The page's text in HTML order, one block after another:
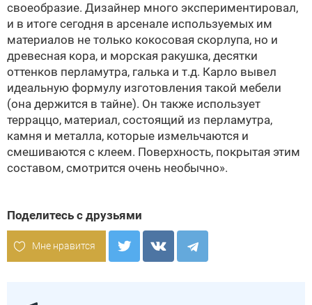
своеобразие. Дизайнер много экспериментировал,
и в итоге сегодня в арсенале используемых им
материалов не только кокосовая скорлупа, но и
древесная кора, и морская ракушка, десятки
оттенков перламутра, галька и т.д. Карло вывел
идеальную формулу изготовления такой мебели
(она держится в тайне). Он также использует
терраццо, материал, состоящий из перламутра,
камня и металла, которые измельчаются и
смешиваются с клеем. Поверхность, покрытая этим
составом, смотрится очень необычно».
Поделитесь с друзьями
Мне нравится